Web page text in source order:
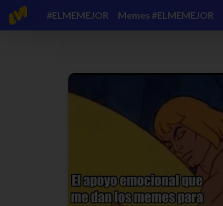
#ELMEMEJOR Memes #ELMEMEJOR